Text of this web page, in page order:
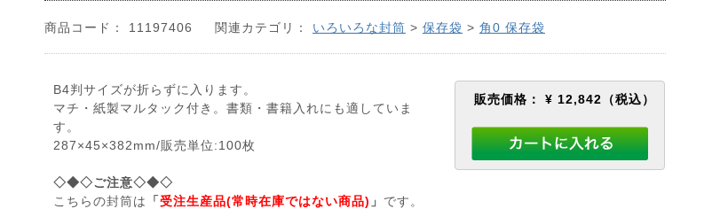
商品コード： 11197406 関連カテゴリ： いろいろな封筒 > 保存袋 > 角0 保存袋
B4判サイズが折らずに入ります。
マチ・紙製マルタック付き。書類・書籍入れにも適していま
す。
287×45×382mm/販売単位:100枚
◇◆◇ご注意◇◆◇
こちらの封筒は
「 受注生産品(常時在庫ではない商品) 」 です。
販売価格： ¥ 12,842 （税込）